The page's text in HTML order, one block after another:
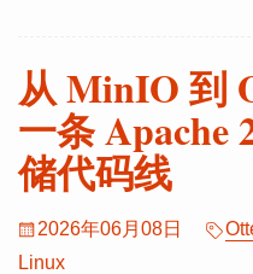
从 MinIO 到
一条 Apache
储代码线
2026年06月08日
Linux